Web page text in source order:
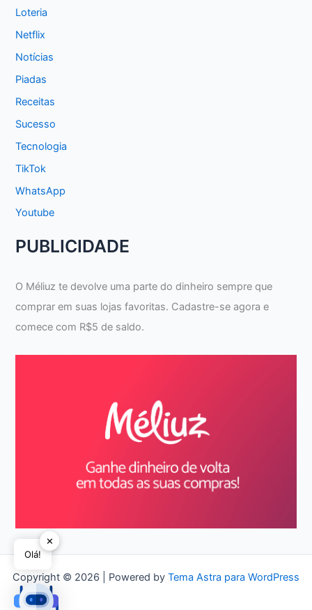
Loteria
Netflix
Notícias
Piadas
Receitas
Sucesso
Tecnologia
TikTok
WhatsApp
Youtube
PUBLICIDADE
O Méliuz te devolve uma parte do dinheiro sempre que
comprar em suas lojas favoritas. Cadastre-se agora e
comece com R$5 de saldo.
Copyright © 2026 | Powered by Tema Astra para WordPress
✕
Olá!